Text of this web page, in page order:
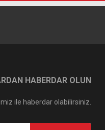
HABERDAR OLUN
ile haberdar olabilirsiniz.